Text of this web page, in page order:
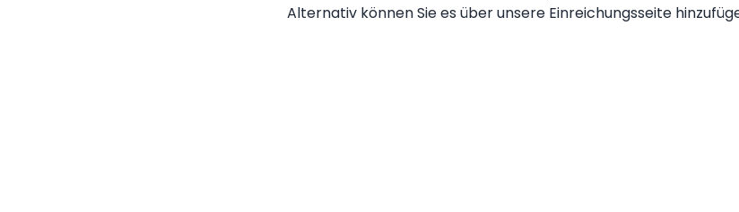
Alternativ können Sie es über unsere Einreichungsseite